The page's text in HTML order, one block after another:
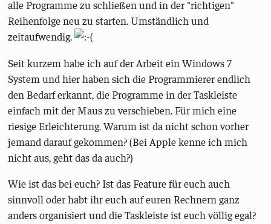
alle Programme zu schließen und in der "richtigen"
Reihenfolge neu zu starten. Umständlich und
zeitaufwendig.
Seit kurzem habe ich auf der Arbeit ein Windows 7
System und hier haben sich die Programmierer endlich
den Bedarf erkannt, die Programme in der Taskleiste
einfach mit der Maus zu verschieben. Für mich eine
riesige Erleichterung. Warum ist da nicht schon vorher
jemand darauf gekommen? (Bei Apple kenne ich mich
nicht aus, geht das da auch?)
Wie ist das bei euch? Ist das Feature für euch auch
sinnvoll oder habt ihr euch auf euren Rechnern ganz
anders organisiert und die Taskleiste ist euch völlig egal?